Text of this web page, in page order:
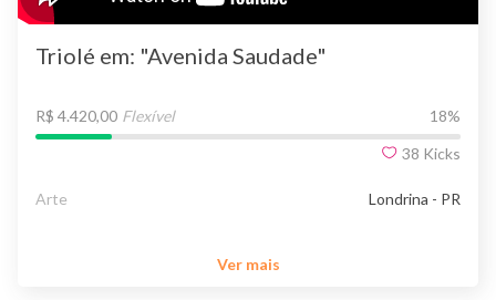
Triolé em: "Avenida Saudade"
R$ 4.420,00 Flexível 18%
38 Kicks
Arte Londrina - PR
Ver mais